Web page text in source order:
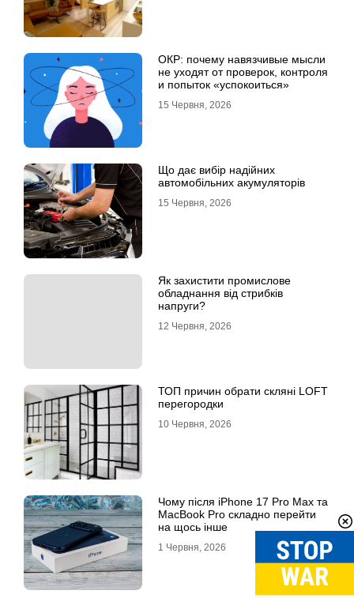
ОКР: почему навязчивые мысли
не уходят от проверок, контроля
и попыток «успокоиться»
15 Червня, 2026
Що дає вибір надійних
автомобільних акумуляторів
15 Червня, 2026
Як захистити промислове
обладнання від стрибків
напруги?
12 Червня, 2026
ТОП причин обрати скляні LOFT
перегородки
10 Червня, 2026
Чому після iPhone 17 Pro Max та
MacBook Pro складно перейти
на щось інше
1 Червня, 2026